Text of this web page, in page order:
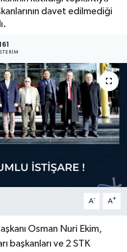
davet edilmediği
161
A- A+
Osman Nuri Ekim,
başkanları ve 2 STK